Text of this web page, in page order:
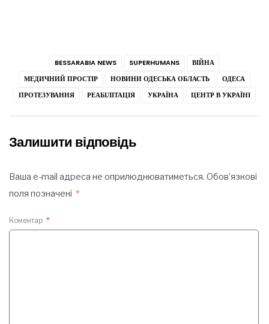
BESSARABIA NEWS SUPERHUMANS
ВІЙНА
МЕДИЧНИЙ ПРОСТІР
НОВИНИ ОДЕСЬКА ОБЛАСТЬ
ОДЕСА
ПРОТЕЗУВАННЯ
РЕАБІЛІТАЦІЯ УКРАЇНА ЦЕНТР В УКРАЇНІ
Залишити відповідь
Ваша e-mail адреса не оприлюднюватиметься. Обов’язкові
поля позначені *
Коментар *